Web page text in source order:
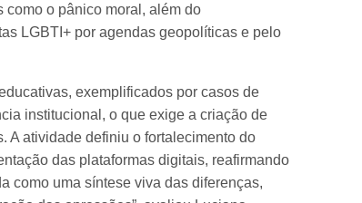
como o pânico moral, além do
LGBTI+ por agendas geopolíticas e pelo
exemplificados por casos de
institucional, o que exige a criação de
A atividade definiu o fortalecimento do
das plataformas digitais, reafirmando
como uma síntese viva das diferenças,